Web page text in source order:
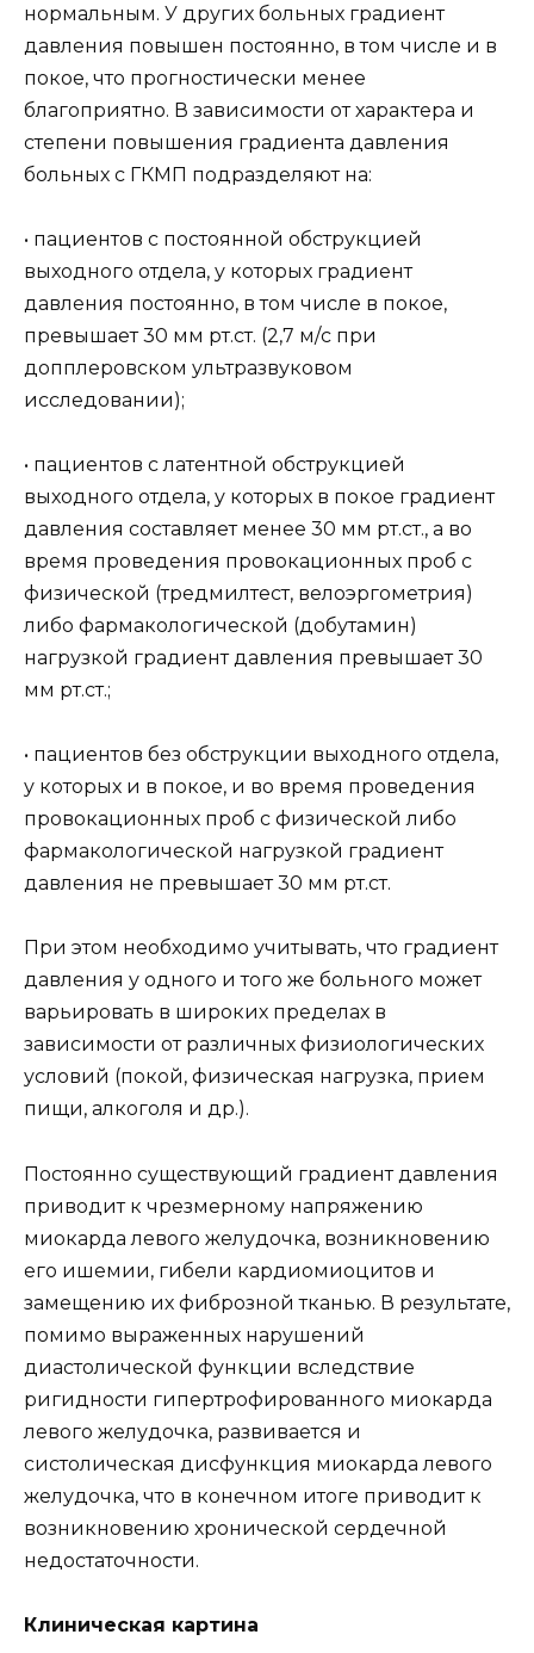
нормальным. У других больных градиент
давления повышен постоянно, в том числе и в
покое, что прогностически менее
благоприятно. В зависимости от характера и
степени повышения градиента давления
больных с ГКМП подразделяют на:
• пациентов с постоянной обструкцией
выходного отдела, у которых градиент
давления постоянно, в том числе в покое,
превышает 30 мм рт.ст. (2,7 м/с при
допплеровском ультразвуковом
исследовании);
• пациентов с латентной обструкцией
выходного отдела, у которых в покое градиент
давления составляет менее 30 мм рт.ст., а во
время проведения провокационных проб с
физической (тредмилтест, велоэргометрия)
либо фармакологической (добутамин)
нагрузкой градиент давления превышает 30
мм рт.ст.;
• пациентов без обструкции выходного отдела,
у которых и в покое, и во время проведения
провокационных проб с физической либо
фармакологической нагрузкой градиент
давления не превышает 30 мм рт.ст.
При этом необходимо учитывать, что градиент
давления у одного и того же больного может
варьировать в широких пределах в
зависимости от различных физиологических
условий (покой, физическая нагрузка, прием
пищи, алкоголя и др.).
Постоянно существующий градиент давления
приводит к чрезмерному напряжению
миокарда левого желудочка, возникновению
его ишемии, гибели кардиомиоцитов и
замещению их фиброзной тканью. В результате,
помимо выраженных нарушений
диастолической функции вследствие
ригидности гипертрофированного миокарда
левого желудочка, развивается и
систолическая дисфункция миокарда левого
желудочка, что в конечном итоге приводит к
возникновению хронической сердечной
недостаточности.
Клиническая картина